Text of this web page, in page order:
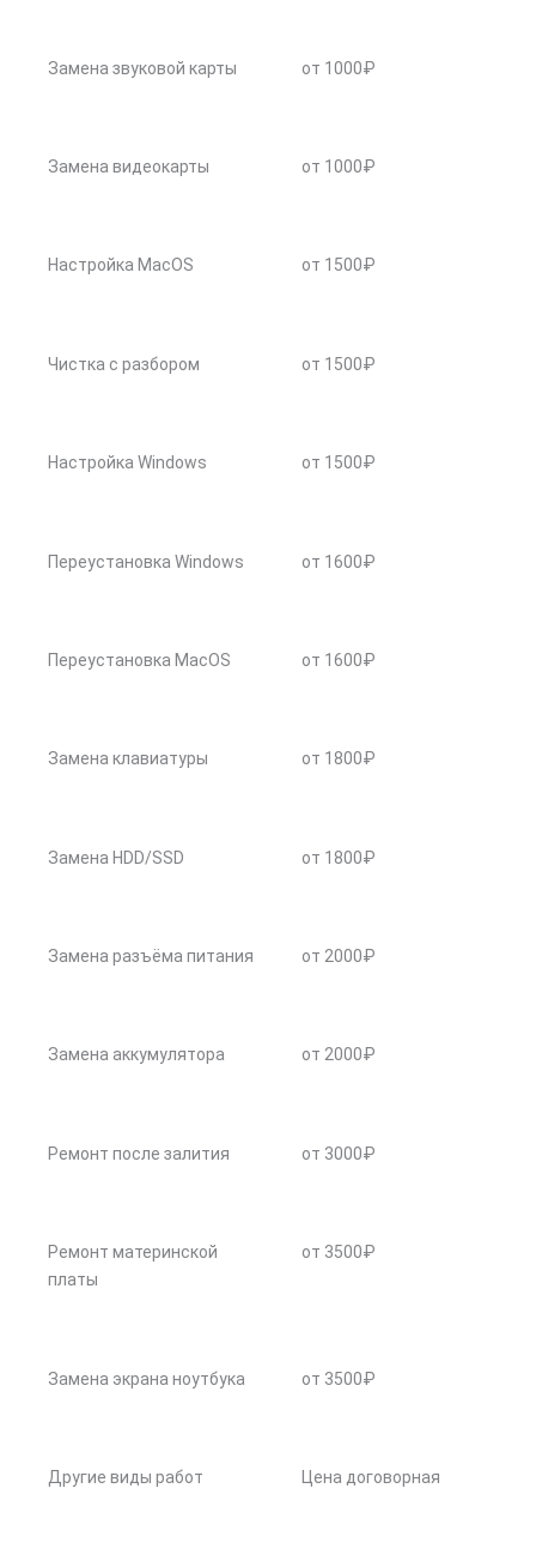
Замена звуковой карты от 1000₽
Замена видеокарты от 1000₽
Настройка MacOS от 1500₽
Чистка с разбором от 1500₽
Настройка Windows от 1500₽
Переустановка Windows от 1600₽
Переустановка MacOS от 1600₽
Замена клавиатуры от 1800₽
Замена HDD/SSD от 1800₽
Замена разъёма питания от 2000₽
Замена аккумулятора от 2000₽
Ремонт после залития от 3000₽
Ремонт материнской
платы
от 3500₽
Замена экрана ноутбука от 3500₽
Другие виды работ Цена договорная